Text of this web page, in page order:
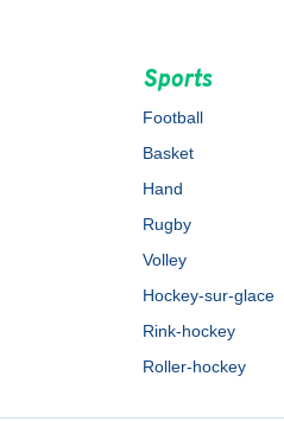
Sports
Football
Basket
Hand
Rugby
Volley
Hockey-sur-glace
Rink-hockey
Roller-hockey